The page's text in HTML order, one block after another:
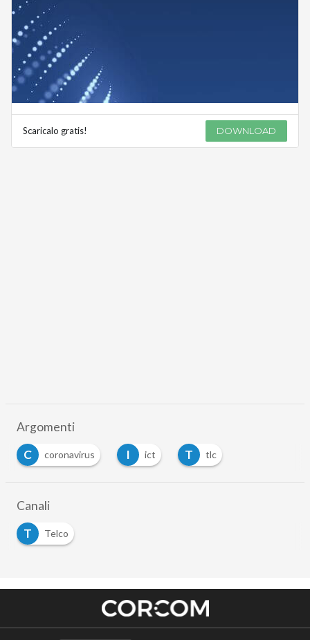
Scaricalo gratis! DOWNLOAD
Argomenti
C
coronavirus I ict T tlc
Canali
T
Telco